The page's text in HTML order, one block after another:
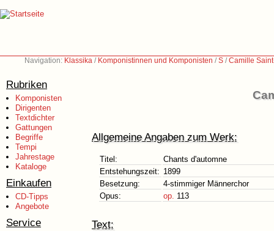
Navigation: Klassika / Komponistinnen und Komponisten /S /Camille
Rubriken
Komponisten
Dirigenten
Textdichter
Gattungen
Begriffe
Tempi
Jahrestage
Kataloge
Einkaufen
CD-Tipps
Angebote
Service
Allgemeine Angaben zum Werk:
Titel:
Chants d'automne
Entstehungszeit: 1899
Besetzung:
4-stimmiger Männerchor
Opus:
op. 113
Text: